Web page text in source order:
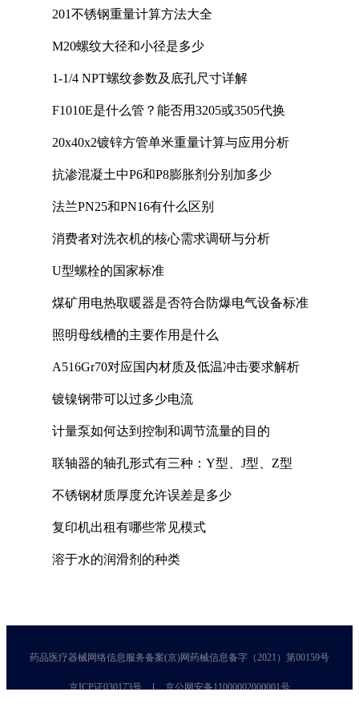
201不锈钢重量计算方法大全
M20螺纹大径和小径是多少
1-1/4 NPT螺纹参数及底孔尺寸详解
F1010E是什么管？能否用3205或3505代换
20x40x2镀锌方管单米重量计算与应用分析
抗渗混凝土中P6和P8膨胀剂分别加多少
法兰PN25和PN16有什么区别
消费者对洗衣机的核心需求调研与分析
U型螺栓的国家标准
煤矿用电热取暖器是否符合防爆电气设备标准
照明母线槽的主要作用是什么
A516Gr70对应国内材质及低温冲击要求解析
镀镍钢带可以过多少电流
计量泵如何达到控制和调节流量的目的
联轴器的轴孔形式有三种：Y型、J型、Z型
不锈钢材质厚度允许误差是多少
复印机出租有哪些常见模式
溶于水的润滑剂的种类
药品医疗器械网络信息服务备案(京)网药械信息备字（2021）第00159号
京ICP证030173号 京公网安备11000002000001号